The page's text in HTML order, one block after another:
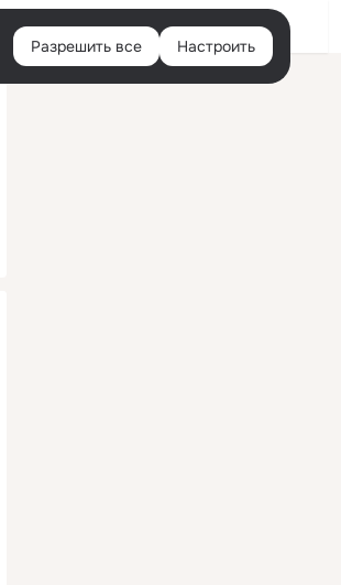
Войти
Разрешить все Настроить